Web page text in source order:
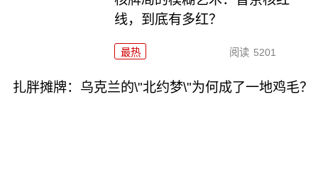
线，到底有多红？
最热 阅读 5201
扎胖摊牌：乌克兰的\"北约梦\"为何成了一地鸡毛？